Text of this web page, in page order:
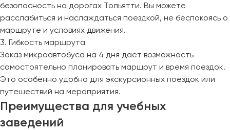
безопасность на дорогах Тольятти. Вы можете
расслабиться и наслаждаться поездкой, не беспокоясь о
маршруте и условиях движения.
3. Гибкость маршрута
Заказ микроавтобуса на 4 дня дает возможность
самостоятельно планировать маршрут и время поездок.
Это особенно удобно для экскурсионных поездок или
путешествий на мероприятия.
Преимущества для учебных
заведений